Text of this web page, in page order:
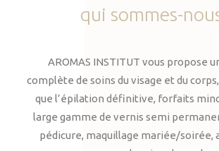
qui sommes-
AROMAS INSTITUT vous propose
complète de soins du visage et du
que l’épilation définitive, forfaits
large gamme de vernis semi
pédicure, maquillage mariée/soirée,